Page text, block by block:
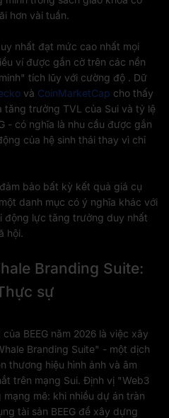
hơn vài tuần.
nhất đạt mức cao nhất mọi
ví được gắn cờ trên các nền
tích lũy với cường độ . Dữ
và CoinMarketCap cho thấy
trưởng TVL của Sui và tỷ lệ
- có nghĩa là nhu cầu được gắn
của hệ sinh thái thay vì chỉ
bảo bất kỳ kết quả giá cụ
danh mục có ý nghĩa khác với
động lực tăng trưởng duy nhất
hội.
Branding Suite:
sự
BEEG năm 2026 là việc xây
Branding Suite" - một dịch
thương hiệu hình ảnh và âm
trên mạng Sui. Định vị "Web3
mẽ: khi nhiều dự án tràn
tài sản BEEG để xây dựng